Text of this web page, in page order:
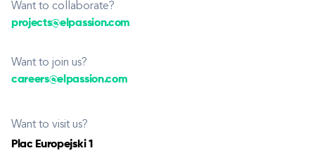
Want to collaborate?
projects@elpassion.com
Want to join us?
careers@elpassion.com
Want to visit us?
Plac Europejski 1